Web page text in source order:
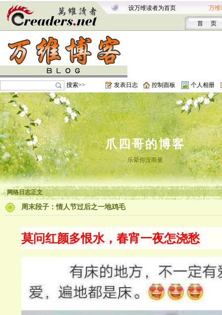
设万维读者为首页 万维
首 页
搜索>> 发表日志 控制面板 个人相册
爪四哥的博客
乐晕你没商量
网络日志正文
周末段子：情人节过后之一地鸡毛
莫问红颜多恨水，春宵一夜怎浇愁